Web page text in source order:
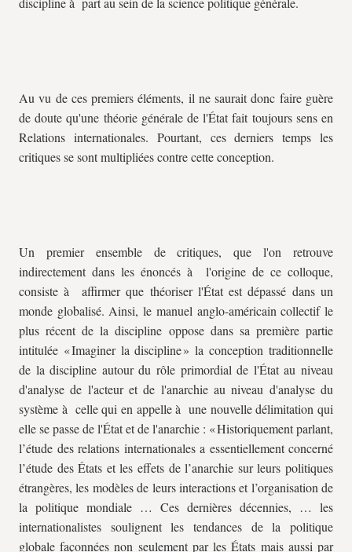
Au vu de ces premiers éléments, il ne saurait donc faire guère
de doute qu'une théorie générale de l'État fait toujours sens en
Relations internationales. Pourtant, ces derniers temps les
critiques se sont multipliées contre cette conception.
Un premier ensemble de critiques, que l'on retrouve
indirectement dans les énoncés à l'origine de ce colloque,
consiste à affirmer que théoriser l'État est dépassé dans un
monde globalisé. Ainsi, le manuel anglo-américain collectif le
plus récent de la discipline oppose dans sa première partie
intitulée « Imaginer la discipline » la conception traditionnelle
de la discipline autour du rôle primordial de l'État au niveau
d'analyse de l'acteur et de l'anarchie au niveau d'analyse du
système à celle qui en appelle à une nouvelle délimitation qui
elle se passe de l'État et de l'anarchie : « Historiquement parlant,
l’étude des relations internationales a essentiellement concerné
l’étude des États et les effets de l’anarchie sur leurs politiques
étrangères, les modèles de leurs interactions et l’organisation de
la politique mondiale … Ces dernières décennies, … les
internationalistes soulignent les tendances de la politique
globale façonnées non seulement par les États mais aussi par